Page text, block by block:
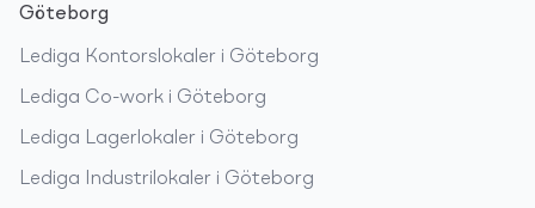
Göteborg
Lediga Kontorslokaler i Göteborg
Lediga Co-work i Göteborg
Lediga Lagerlokaler i Göteborg
Lediga Industrilokaler i Göteborg